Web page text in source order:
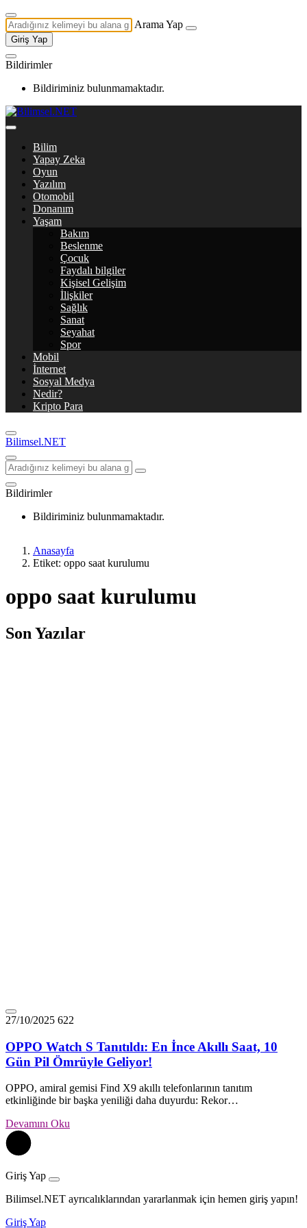
Arama Yap
Giriş Yap
Bildirimler
Bildiriminiz bulunmamaktadır.
Bilim
Yapay Zeka
Oyun
Yazılım
Otomobil
Donanım
Yaşam
Bakım
Beslenme
Çocuk
Faydalı bilgiler
Kişisel Gelişim
İlişkiler
Sağlık
Sanat
Seyahat
Spor
Mobil
İnternet
Sosyal Medya
Nedir?
Kripto Para
Bilimsel.NET
Bildirimler
Bildiriminiz bulunmamaktadır.
Anasayfa
Etiket: oppo saat kurulumu
oppo saat kurulumu
Son Yazılar
27/10/2025 622
OPPO Watch S Tanıtıldı: En İnce Akıllı Saat, 10
Gün Pil Ömrüyle Geliyor!
OPPO, amiral gemisi Find X9 akıllı telefonlarının tanıtım
etkinliğinde bir başka yeniliği daha duyurdu: Rekor…
Devamını Oku
Giriş Yap
Bilimsel.NET ayrıcalıklarından yararlanmak için hemen giriş yapın!
Giriş Yap